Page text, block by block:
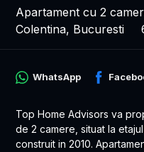
Apartament cu 2
Colentina, Bucuresti
WhatsApp
Top Home Advisors va
de 2 camere, situat la
construit in 2010.